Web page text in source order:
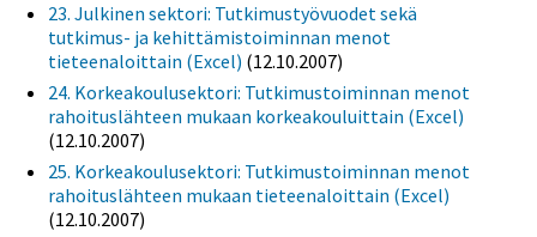
23. Julkinen sektori: Tutkimustyövuodet sekä
tutkimus- ja kehittämistoiminnan menot
tieteenaloittain (Excel) (12.10.2007)
24. Korkeakoulusektori: Tutkimustoiminnan menot
rahoituslähteen mukaan korkeakouluittain (Excel)
(12.10.2007)
25. Korkeakoulusektori: Tutkimustoiminnan menot
rahoituslähteen mukaan tieteenaloittain (Excel)
(12.10.2007)